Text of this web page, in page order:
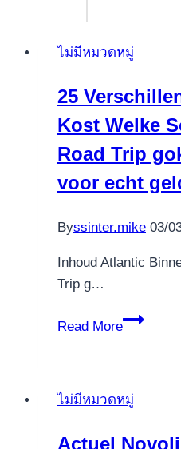
ไม่มีหมวดหมู่
25
Kost Welke
Road Trip
voor echt
Byssinter.mike 03/
Inhoud Atlantic
Trip g…
Read More
25
Welke
ไม่มีหมวดหมู่
Actuel